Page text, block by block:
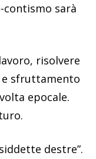
contismo sarà
risolvere
e sfruttamento
epocale.
destre”.